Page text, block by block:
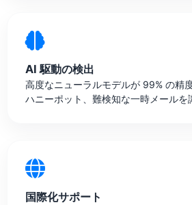
AI 駆動の検出
高度なニューラルモデルが 99% の精
ハニーポット、難検知な一時メールを
国際化サポート